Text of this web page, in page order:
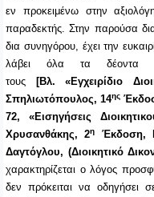
εν προκειμένω στην
παραδεκτής. Στην παρούσα
δια συνηγόρου, έχει την
λάβει όλα τα δέοντα
τους [Βλ. «Εγχειρίδιο
Σπηλιωτόπουλος, 14ης
72, «Εισηγήσεις
Χρυσανθάκης, 2η
Έκδοση,
Δαγτόγλου, (Διοικητικό
χαρακτηρίζεται ο λόγος
δεν πρόκειται να οδηγήσει